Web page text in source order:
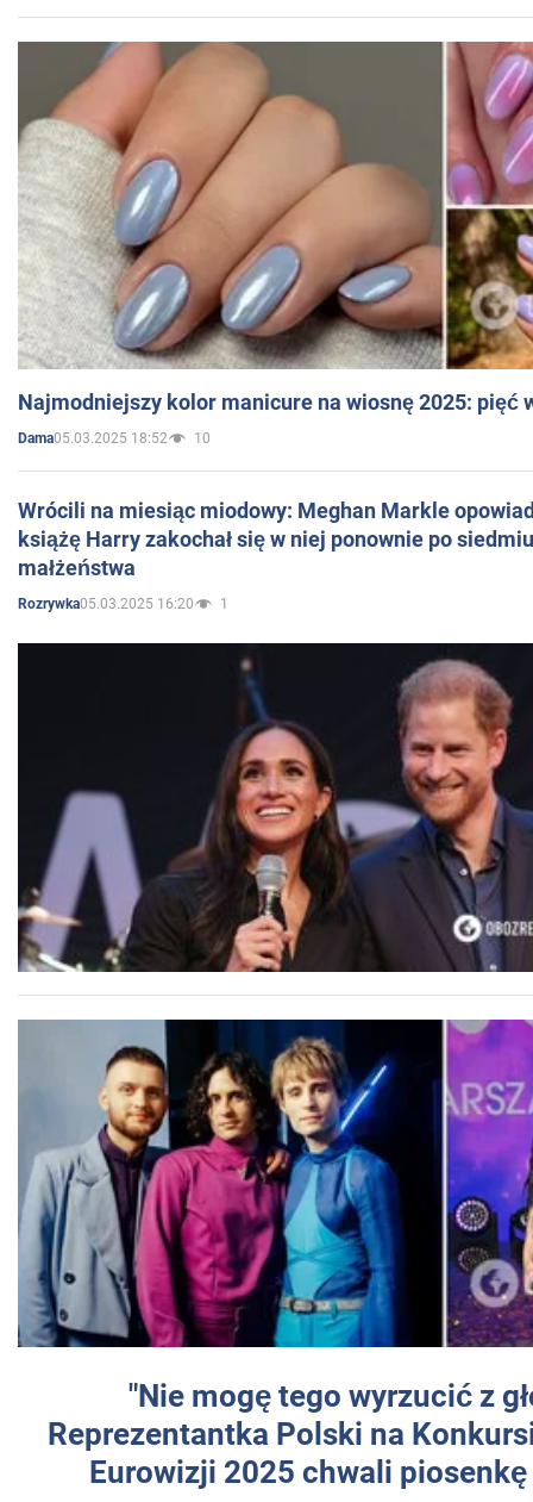
Najmodniejszy kolor manicure na wiosnę 2025: pięć
Dama05.03.2025 18:52 10
Wrócili na miesiąc miodowy: Meghan Markle
książę Harry zakochał się w niej ponownie po
małżeństwa
Rozrywka05.03.2025 16:20 1
"Nie mogę tego wyrzucić z
Reprezentantka Polski na
Eurowizji 2025 chwali